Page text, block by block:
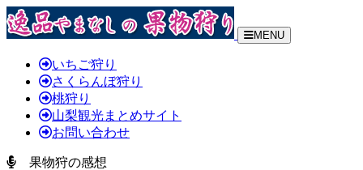
MENU
いちご狩り
さくらんぼ狩り
桃狩り
山梨観光まとめサイト
お問い合わせ
果物狩の感想